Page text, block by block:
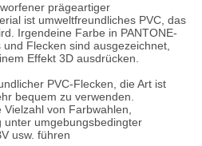
prägeartiger
ist umweltfreundliches PVC, das
Irgendeine Farbe in PANTONE-
Flecken sind ausgezeichnet,
Effekt 3D ausdrücken.
PVC-Flecken, die Art ist
bequem zu verwenden.
von Farbwahlen,
unter umgebungsbedingter
usw. führen